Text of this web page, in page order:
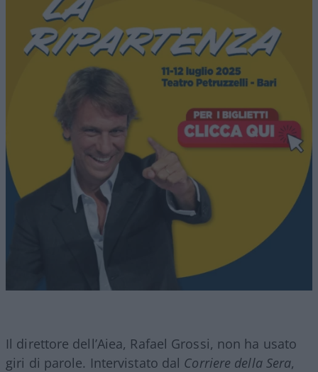
Il direttore dell’Aiea, Rafael Grossi, non ha usato
giri di parole. Intervistato dal Corriere della Sera,